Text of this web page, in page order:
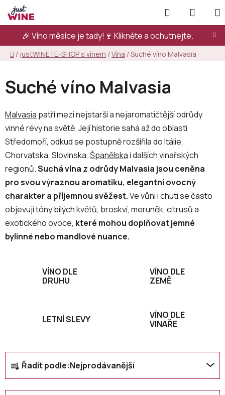
Přejít
na
obsah
🎉 Víno měsíce je tady!🍷 Klikněte a ochutnejte.
Hledat
KOŠÍK
Domů
/ justWINE | E-SHOP s vínem /Vína /Suché víno Malvasia
Suché víno Malvasia
Malvasia patří mezi nejstarší a nejaromatičtější odrůdy
vinné révy na světě. Její historie sahá až do oblasti
Středomoří, odkud se postupně rozšířila do Itálie,
Chorvatska, Slovinska, Španělskai dalších vinařských
regionů.Suchá vína z odrůdy Malvasia jsou ceněna
pro svou výraznou aromatiku, elegantní ovocný
charakter a příjemnou svěžest.Ve vůni i chuti se často
objevují tóny bílých květů, broskví, meruněk, citrusů a
exotického ovoce, které mohou doplňovat jemné
bylinné nebo mandlové nuance.
VÍNO DLE
DRUHU
VÍNO DLE
ZEMĚ
LETNÍ SLEVY
VÍNO DLE
VINAŘE
Ř
a
z
Řadit podle:Nejprodávanější